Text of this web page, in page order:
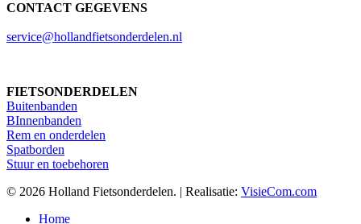
CONTACT GEGEVENS
service@hollandfietsonderdelen.nl
FIETSONDERDELEN
Buitenbanden
BInnenbanden
Rem en onderdelen
Spatborden
Stuur en toebehoren
© 2026 Holland Fietsonderdelen. | Realisatie: VisieCom.com
Close
Home